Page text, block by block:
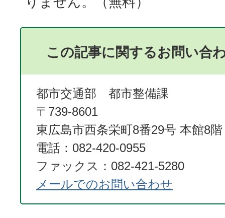
この記事に関するお問い合
都市交通部 都市整備課
〒739-8601
東広島市西条栄町8番29号 本館8階
電話：082-420-0955
ファックス：082-421-5280
メールでのお問い合わせ